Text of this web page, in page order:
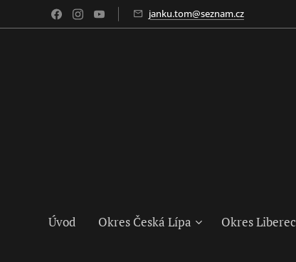
janku.tom@seznam.cz
Úvod Okres Česká Lípa Okres Liberec